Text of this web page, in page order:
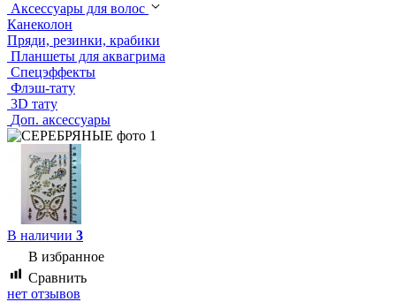
Аксессуары для волос
Канеколон
Пряди, резинки, крабики
Планшеты для аквагрима
Спецэффекты
Флэш-тату
3D тату
Доп. аксессуары
В наличии 3
В избранное
Сравнить
нет отзывов